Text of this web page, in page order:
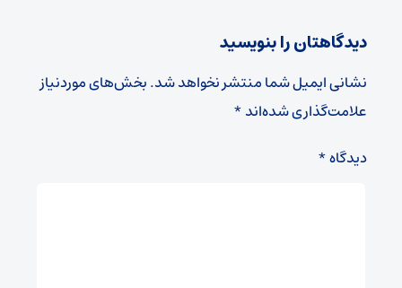
دیدگاهتان را بنویسید
نشانی ایمیل شما منتشر نخواهد شد.بخش‌های موردنیاز
علامت‌گذاری شده‌اند*
دیدگاه*